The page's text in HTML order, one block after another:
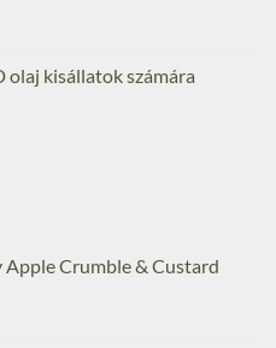
olaj kisállatok számára
Apple Crumble & Custard